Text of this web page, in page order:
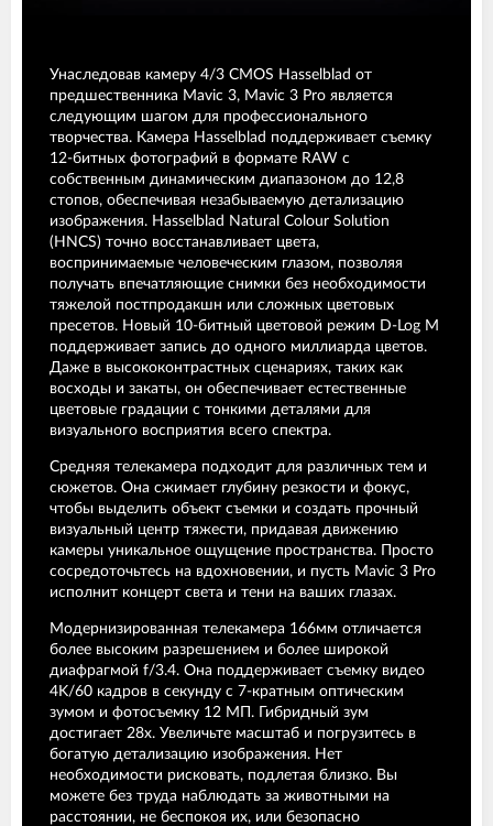
Унаследовав камеру 4/3 CMOS Hasselblad от
предшественника Mavic 3, Mavic 3 Pro является
следующим шагом для профессионального
творчества. Камера Hasselblad поддерживает съемку
12-битных фотографий в формате RAW с
собственным динамическим диапазоном до 12,8
стопов, обеспечивая незабываемую детализацию
изображения. Hasselblad Natural Colour Solution
(HNCS) точно восстанавливает цвета,
воспринимаемые человеческим глазом, позволяя
получать впечатляющие снимки без необходимости
тяжелой постпродакшн или сложных цветовых
пресетов. Новый 10-битный цветовой режим D-Log M
поддерживает запись до одного миллиарда цветов.
Даже в высококонтрастных сценариях, таких как
восходы и закаты, он обеспечивает естественные
цветовые градации с тонкими деталями для
визуального восприятия всего спектра.
Средняя телекамера подходит для различных тем и
сюжетов. Она сжимает глубину резкости и фокус,
чтобы выделить объект съемки и создать прочный
визуальный центр тяжести, придавая движению
камеры уникальное ощущение пространства. Просто
сосредоточьтесь на вдохновении, и пусть Mavic 3 Pro
исполнит концерт света и тени на ваших глазах.
Модернизированная телекамера 166мм отличается
более высоким разрешением и более широкой
диафрагмой f/3.4. Она поддерживает съемку видео
4K/60 кадров в секунду с 7-кратным оптическим
зумом и фотосъемку 12 МП. Гибридный зум
достигает 28x. Увеличьте масштаб и погрузитесь в
богатую детализацию изображения. Нет
необходимости рисковать, подлетая близко. Вы
можете без труда наблюдать за животными на
расстоянии, не беспокоя их, или безопасно